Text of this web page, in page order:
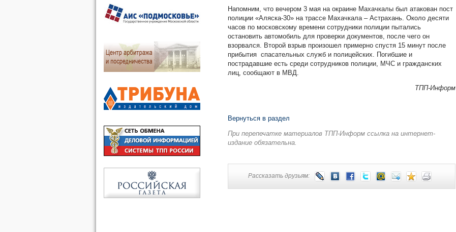
Напомним, что вечером 3 мая на окраине Махачкалы был атакован пост
полиции «Аляска-30» на трассе Махачкала – Астрахань. Около десяти
часов по московскому времени сотрудники полиции пытались
остановить автомобиль для проверки документов, после чего он
взорвался. Второй взрыв произошел примерно спустя 15 минут после
прибытия спасательных служб и полицейских. Погибшие и
пострадавшие есть среди сотрудников полиции, МЧС и гражданских
лиц, сообщают в МВД.
ТПП-Информ
Вернуться в раздел
При перепечатке материалов ТПП-Информ ссылка на интернет-
издание обязательна.
Рассказать друзьям: